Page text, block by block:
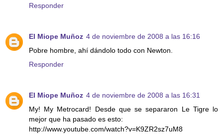
Responder
El Miope Muñoz 4 de noviembre de 2008 a las 16:16
Pobre hombre, ahí dándolo todo con Newton.
Responder
El Miope Muñoz 4 de noviembre de 2008 a las 16:31
My! My Metrocard! Desde que se separaron Le Tigre lo
mejor que ha pasado es esto:
http://www.youtube.com/watch?v=K9ZR2sz7uM8